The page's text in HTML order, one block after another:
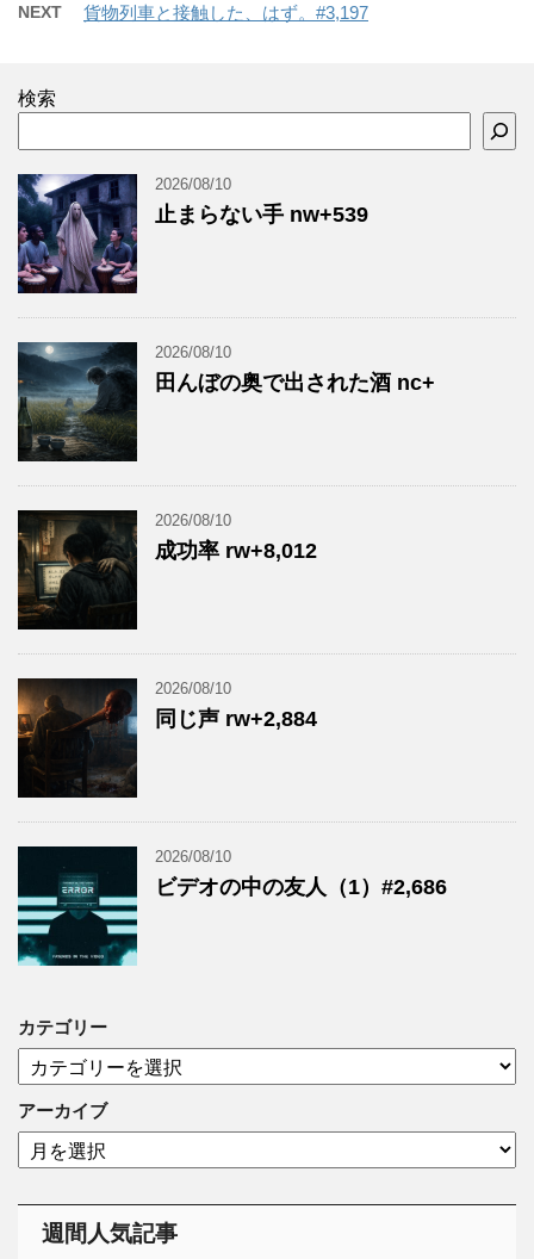
NEXT 貨物列車と接触した、はず。#3,197
検索
2026/08/10
止まらない手 nw+539
2026/08/10
田んぼの奥で出された酒 nc+
2026/08/10
成功率 rw+8,012
2026/08/10
同じ声 rw+2,884
2026/08/10
ビデオの中の友人（1）#2,686
カテゴリー
テ
ゴ
リ
ー
アーカイブ
ア
ー
週間人気記事